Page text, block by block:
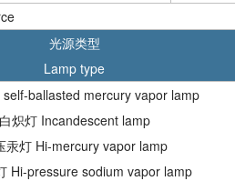
光源类型
Lamp type
self-ballasted mercury vapor lamp
白炽灯 Incandescent lamp
汞灯 Hi-mercury vapor lamp
Hi-pressure sodium vapor lamp